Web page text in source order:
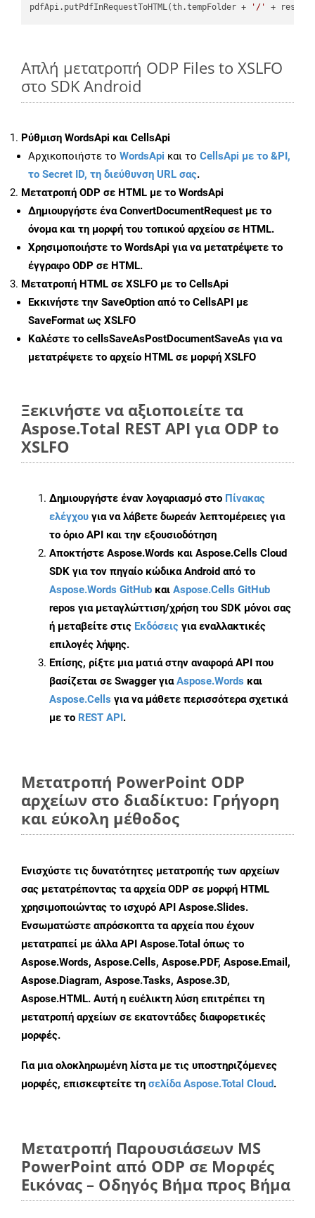
pdfApi.putPdfInRequestToHTML(th.tempFolder +
'/' +
Απλή μετατροπή ODP Files to XSLFO
στο SDK Android
Ρύθμιση WordsApi και CellsApi
Αρχικοποιήστε το WordsApi και το CellsApi με το &PI,
το Secret ID, τη διεύθυνση URL σας.
Μετατροπή ODP σε HTML με το WordsApi
Δημιουργήστε έναConvertDocumentRequest με το
όνομα και τη μορφή του τοπικού αρχείου σε HTML.
Χρησιμοποιήστε το WordsApi για να μετατρέψετε το
έγγραφο ODP σε HTML.
Μετατροπή HTML σε XSLFO με το CellsApi
Εκκινήστε την SaveOption από το CellsAPI με
SaveFormat ως XSLFO
Καλέστε το cellsSaveAsPostDocumentSaveAs για να
μετατρέψετε το αρχείο HTML σε μορφή XSLFO
Ξεκινήστε να αξιοποιείτε τα
Aspose.Total REST API για ODP to
XSLFO
Δημιουργήστε έναν λογαριασμό στο Πίνακας
ελέγχου για να λάβετε δωρεάν λεπτομέρειες για
το όριο API και την εξουσιοδότηση
Αποκτήστε Aspose.Words και Aspose.Cells Cloud
SDK για τον πηγαίο κώδικα Android από το
Aspose.Words GitHub και Aspose.Cells GitHub
repos για μεταγλώττιση/χρήση του SDK μόνοι σας
ή μεταβείτε στις Εκδόσεις για εναλλακτικές
επιλογές λήψης.
Επίσης, ρίξτε μια ματιά στην αναφορά API που
βασίζεται σε Swagger γιαAspose.Words και
Aspose.Cells για να μάθετε περισσότερα σχετικά
με το REST API.
Μετατροπή PowerPoint ODP
αρχείων στο διαδίκτυο: Γρήγορη
και εύκολη μέθοδος
Ενισχύστε τις δυνατότητες μετατροπής των αρχείων
σας μετατρέποντας τα αρχεία ODP σε μορφή HTML
χρησιμοποιώντας το ισχυρό API Aspose.Slides.
Ενσωματώστε απρόσκοπτα τα αρχεία που έχουν
μετατραπεί με άλλα API Aspose.Total όπως το
Aspose.Words, Aspose.Cells, Aspose.PDF, Aspose.Email,
Aspose.Diagram, Aspose.Tasks, Aspose.3D,
Aspose.HTML. Αυτή η ευέλικτη λύση επιτρέπει τη
μετατροπή αρχείων σε εκατοντάδες διαφορετικές
μορφές.
Για μια ολοκληρωμένη λίστα με τις υποστηριζόμενες
μορφές, επισκεφτείτε τη σελίδα Aspose.Total Cloud.
Μετατροπή Παρουσιάσεων MS
PowerPoint από ODP σε Μορφές
Εικόνας – Οδηγός Βήμα προς Βήμα